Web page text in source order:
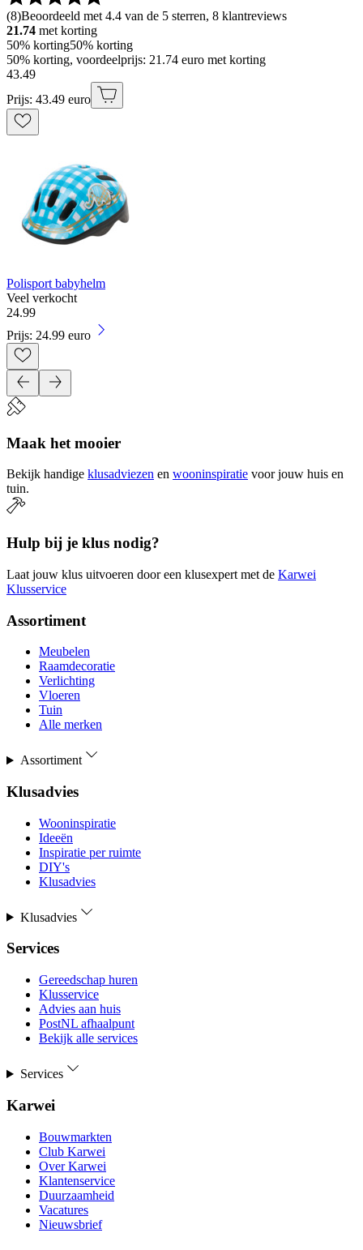
(8)Beoordeeld met 4.4 van de 5 sterren, 8 klantreviews
21.74 met korting
50% korting50% korting
50% korting, voordeelprijs: 21.74 euro met korting
43.49
Prijs: 43.49 euro
Polisport babyhelm
Veel verkocht
24.99
Prijs: 24.99 euro
Maak het mooier
Bekijk handige klusadviezen en wooninspiratie voor jouw huis en
tuin.
Hulp bij je klus nodig?
Laat jouw klus uitvoeren door een klusexpert met de Karwei
Klusservice
Assortiment
Meubelen
Raamdecoratie
Verlichting
Vloeren
Tuin
Alle merken
Assortiment
Klusadvies
Wooninspiratie
Ideeën
Inspiratie per ruimte
DIY's
Klusadvies
Klusadvies
Services
Gereedschap huren
Klusservice
Advies aan huis
PostNL afhaalpunt
Bekijk alle services
Services
Karwei
Bouwmarkten
Club Karwei
Over Karwei
Klantenservice
Duurzaamheid
Vacatures
Nieuwsbrief